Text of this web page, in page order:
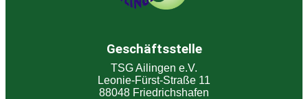
Geschäftsstelle
TSG Ailingen e.V.
Leonie-Fürst-Straße 11
88048 Friedrichshafen